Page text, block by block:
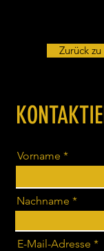
Zurück
Vorname
Nachname
E-Mail-Adresse